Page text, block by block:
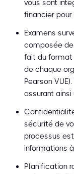
vous sont
financier pour
Examens
composée
fait du format
de chaque
Pearson
assurant
sécurité de
processus
informations
Planification